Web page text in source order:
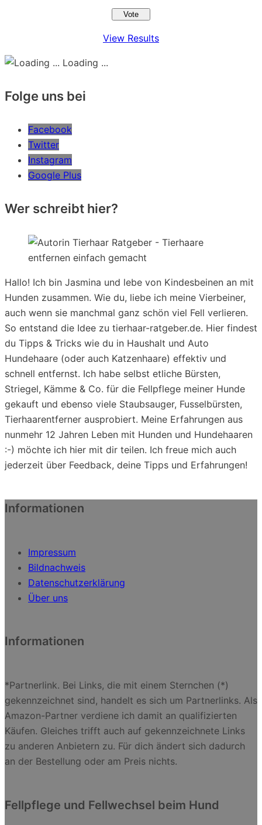
View Results
Loading ...
Folge uns bei
Facebook
Twitter
Instagram
Google Plus
Wer schreibt hier?
Hallo! Ich bin Jasmina und lebe von Kindesbeinen an mit
Hunden zusammen. Wie du, liebe ich meine Vierbeiner,
auch wenn sie manchmal ganz schön viel Fell verlieren.
So entstand die Idee zu tierhaar-ratgeber.de. Hier findest
du Tipps & Tricks wie du in Haushalt und Auto
Hundehaare (oder auch Katzenhaare) effektiv und
schnell entfernst. Ich habe selbst etliche Bürsten,
Striegel, Kämme & Co. für die Fellpflege meiner Hunde
gekauft und ebenso viele Staubsauger, Fusselbürsten,
Tierhaarentferner ausprobiert. Meine Erfahrungen aus
nunmehr 12 Jahren Leben mit Hunden und Hundehaaren
:-) möchte ich hier mit dir teilen. Ich freue mich auch
jederzeit über Feedback, deine Tipps und Erfahrungen!
Informationen
Impressum
Bildnachweis
Datenschutzerklärung
Über uns
Informationen
*Partnerlink. Bei Links, die mit einem Sternchen (*)
gekennzeichnet sind, handelt es sich um Partnerlinks. Als
Amazon-Partner verdiene ich damit an qualifizierten
Käufen. Gleiches trifft auch auf gekennzeichnete Links
zu anderen Anbietern zu. Für dich ändert sich dadurch
an der Bestellung oder am Preis nichts.
Fellpflege und Fellwechsel beim Hund